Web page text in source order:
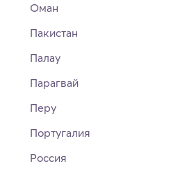
Оман
Пакистан
Палау
Парагвай
Перу
Португалия
Россия